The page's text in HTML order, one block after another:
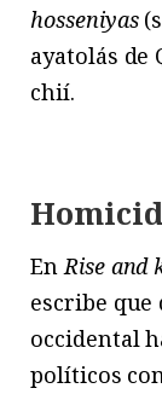
hosseniyas
ayatolás de
chií.
En Rise and
escribe que
occidental
políticos